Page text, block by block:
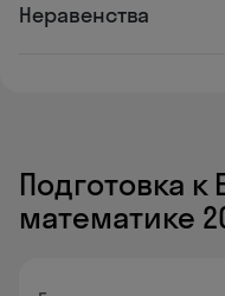
Неравенства
Подготовка к
математике